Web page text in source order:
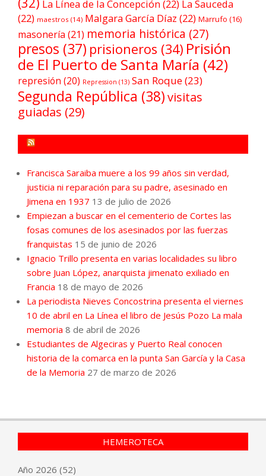
La Línea de la Concepción(22) La Sauceda
(22) maestros (14) Malgara García Díaz (22) Marrufo (16)
masonería (21) memoria histórica (27)
presos (37) prisioneros (34) Prisión
de El Puerto de Santa María (42)
represión (20) Repression (13) San Roque(23)
Segunda República (38)visitas
guiadas (29)
Francisca Saraiba muere a los 99 años sin verdad,
justicia ni reparación para su padre, asesinado en
Jimena en 1937 13 de julio de 2026
Empiezan a buscar en el cementerio de Cortes las
fosas comunes de los asesinados por las fuerzas
franquistas 15 de junio de 2026
Ignacio Trillo presenta en varias localidades su libro
sobre Juan López, anarquista jimenato exiliado en
Francia 18 de mayo de 2026
La periodista Nieves Concostrina presenta el viernes
10 de abril en La Línea el libro de Jesús Pozo La mala
memoria 8 de abril de 2026
Estudiantes de Algeciras y Puerto Real conocen
historia de la comarca en la punta San García y la Casa
de la Memoria 27 de marzo de 2026
HEMEROTECA
Año 2026 (52)